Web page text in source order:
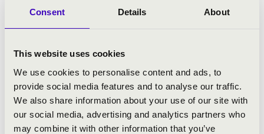
Consent Details About
This website uses cookies
We use cookies to personalise content and ads, to
provide social media features and to analyse our traffic.
We also share information about your use of our site with
our social media, advertising and analytics partners who
may combine it with other information that you’ve
10 évesen kezdett el zeneelméletet és zeneszerzést is
2007-ben mutatták be. 2010 nyarán fejezte be Kyrie című
szólistára írt. Vermes Mária hegedűművész felkérésére
hegedűduót írt. 2011 márciusában önálló koncertje volt a
szakközépiskola vonós zenekarával, itt elhangzott Kyrie
című oratórikus szerzeménye is.